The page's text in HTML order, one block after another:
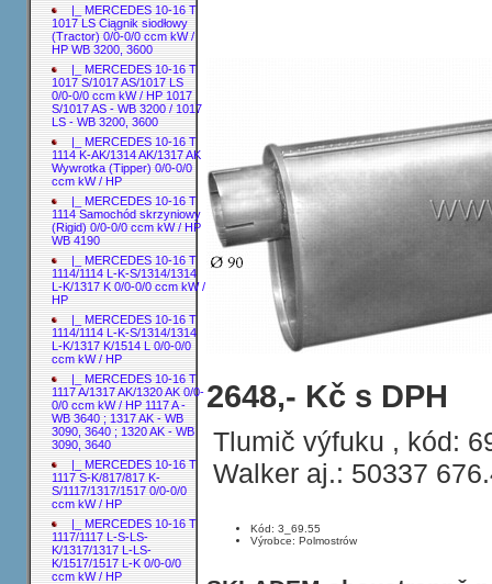
|_ MERCEDES 10-16 T
1017 LS Ciągnik siodłowy
(Tractor) 0/0-0/0 ccm kW /
HP WB 3200, 3600
|_ MERCEDES 10-16 T
1017 S/1017 AS/1017 LS
0/0-0/0 ccm kW / HP 1017
S/1017 AS - WB 3200 / 1017
LS - WB 3200, 3600
|_ MERCEDES 10-16 T
1114 K-AK/1314 AK/1317 AK
Wywrotka (Tipper) 0/0-0/0
ccm kW / HP
|_ MERCEDES 10-16 T
1114 Samochód skrzyniowy
(Rigid) 0/0-0/0 ccm kW / HP
WB 4190
|_ MERCEDES 10-16 T
1114/1114 L-K-S/1314/1314
L-K/1317 K 0/0-0/0 ccm kW /
HP
|_ MERCEDES 10-16 T
1114/1114 L-K-S/1314/1314
L-K/1317 K/1514 L 0/0-0/0
ccm kW / HP
|_ MERCEDES 10-16 T
1117 A/1317 AK/1320 AK 0/0-
0/0 ccm kW / HP 1117 A -
WB 3640 ; 1317 AK - WB
3090, 3640 ; 1320 AK - WB
3090, 3640
|_ MERCEDES 10-16 T
1117 S-K/817/817 K-
S/1117/1317/1517 0/0-0/0
ccm kW / HP
|_ MERCEDES 10-16 T
1117/1117 L-S-LS-
K/1317/1317 L-LS-
K/1517/1517 L-K 0/0-0/0
ccm kW / HP
MERCEDES 10-16 T 1120 F/1124 F
2648,- Kč s DPH
Tlumič výfuku , kód:
Walker aj.: 50337
Kód: 3_69.55
Výrobce: Polmostrów